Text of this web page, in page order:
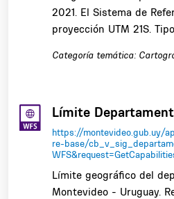
2021. El Sistema de
proyección UTM 21S.
Categoría temática:
Límite
https://montevideo.gub.uy/
re-base/
Límite geográfico del
Montevideo - Uruguay.